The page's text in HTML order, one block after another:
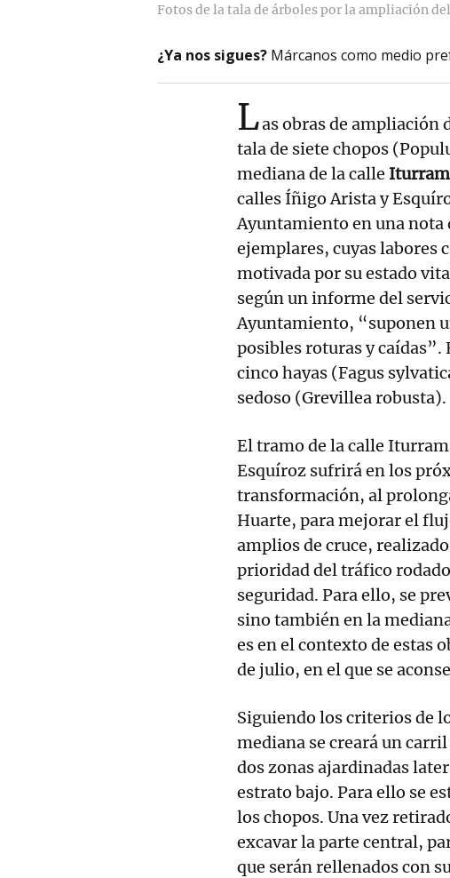
Fotos de la tala de árboles por la ampliación
¿Ya nos sigues? Márcanos como medio
Las obras de ampliación
tala de siete chopos
mediana de la calle
calles Íñigo Arista y
Ayuntamiento en una nota
ejemplares, cuyas labores
motivada por su estado
según un informe del
Ayuntamiento, “suponen
posibles roturas y
cinco hayas (Fagus
sedoso (Grevillea robusta).
El tramo de la calle
Esquíroz sufrirá en los
transformación, al
Huarte, para mejorar el
amplios de cruce,
prioridad del tráfico
seguridad. Para ello, se
sino también en la
es en el contexto de estas
de julio, en el que se
Siguiendo los criterios de
mediana se creará un
dos zonas ajardinadas
estrato bajo. Para ello se
los chopos. Una vez
excavar la parte central,
que serán rellenados con